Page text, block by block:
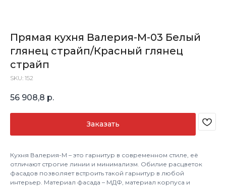
Прямая кухня Валерия-М-03 Белый
глянец страйп/Красный глянец
страйп
SKU: 152
56 908,8 р.
Заказать
Кухня Валерия-М – это гарнитур в современном стиле, её
отличают строгие линии и минимализм. Обилие расцветок
фасадов позволяет встроить такой гарнитур в любой
интерьер. Материал фасада – МДФ, материал корпуса и